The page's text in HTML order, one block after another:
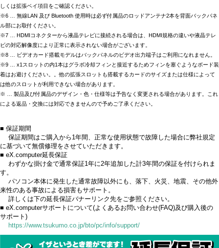
しくは拡張ベイ項目をご確認ください。
※6 … 無線LAN 及び Bluetooth 使用時は必ず付属品のロッドアンテナ2本を背面バックパネ
ル部にお取付ください。
※7 … HDMIコネクターから液晶テレビに接続される場合は、HDMI規格の違いや液晶テレ
ビの対応解像度により正常に表示されない場合がございます。
※8 … ビデオカード搭載モデルはバックパネルのビデオ出力端子はご利用になれません。
※9 … x1スロットの内1本はグラボ冷却フィンと接近するためフィンを塞ぐようなボード装
着はお避けください。。他の拡張スロットも搭載するカードのサイズまたは仕様によって
は他のスロットが利用できない場合があります。
※ … 製品及び付属品のデザイン・色・仕様等は予告なく変更される場合があります。これ
による返品・交換には対応できませんので予めご了承ください。
■ 保証期間
保証期間はご購入から1年間、正常な使用状態で故障した場合に弊社規定
に基づいて無償修理をさせていただきます。
■ eX.computer延長保証
わずかな掛け金で通常保証1年に2年追加した計3年間の保証を付けられま
す。
パソコン本体に発生した通常故障以外にも、落下、火災、地震、その他外
来性のある事故による損害もサポート。
詳しくは下の延長保証バナーリンク先をご参照ください。
■ eX.computerサポートについて(よくあるお問い合わせ(FAQ)及び購入後の
サポート)
https://www.tsukumo.co.jp/bto/pc/info/support/